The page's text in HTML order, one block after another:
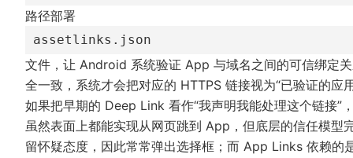
路径部署
assetlinks.json
文件，让 Android 系统验证 App 与域名之间的可信绑定
全一致，系统才会把对应的 HTTPS 链接视为“已验证的应
如果把早期的 Deep Link 看作“我声明我能处理这个链接”
虽然表面上都能实现从网页跳到 App，但底层的信任模
留怀疑态度，因此常常弹出选择框；而 App Links 依赖